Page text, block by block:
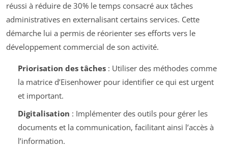
réussi à réduire de 30% le temps consacré aux tâches
administratives en externalisant certains services. Cette
démarche lui a permis de réorienter ses efforts vers le
développement commercial de son activité.
Priorisation des tâches: Utiliser des méthodes comme
la matrice d’Eisenhower pour identifier ce qui est urgent
et important.
Digitalisation : Implémenter des outils pour gérer les
documents et la communication, facilitant ainsi l’accès à
l’information.